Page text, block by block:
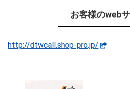
お客様のweb
http://dtwcall.shop-pro.jp/